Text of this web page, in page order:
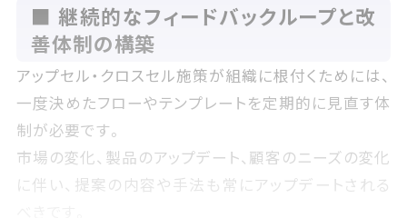
■ 継続的なフィードバックループと改
善体制の構築
アップセル・クロスセル施策が組織に根付くためには、
一度決めたフローやテンプレートを定期的に見直す体
制が必要です。
市場の変化、製品のアップデート、顧客のニーズの変化
に伴い、提案の内容や手法も常にアップデートされる